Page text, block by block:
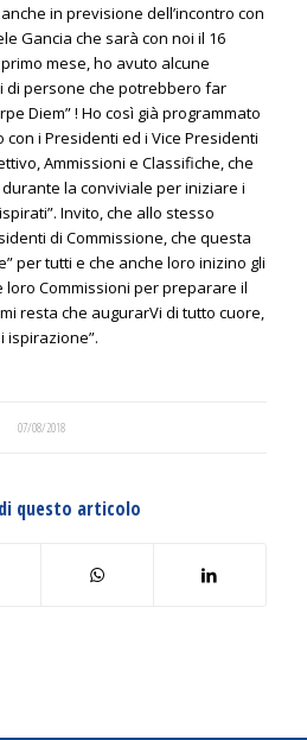
in previsione dell’incontro con
Gancia che sarà con noi il 16
mese, ho avuto alcune
di persone che potrebbero far
Diem” ! Ho così già programmato
i Presidenti ed i Vice Presidenti
Ammissioni e Classifiche, che
la conviviale per iniziare i
Invito, che allo stesso
di Commissione, che questa
per tutti e che anche loro inizino gli
loro Commissioni per preparare il
resta che augurarVi di tutto cuore,
ispirazione”.
07/08/2018
questo articolo